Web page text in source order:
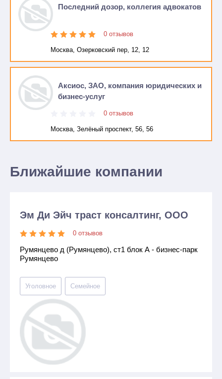
Последний дозор, коллегия адвокатов
0 отзывов
Москва, Озерковский пер, 12, 12
Аксиос, ЗАО, компания юридических и
бизнес-услуг
0 отзывов
Москва, Зелёный проспект, 56, 56
Ближайшие компании
Эм Ди Эйч траст консалтинг, ООО
0 отзывов
Румянцево д (Румянцево), ст1 блок А - бизнес-парк
Румянцево
Уголовное Семейное